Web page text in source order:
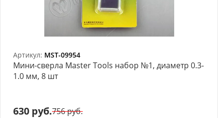
Артикул: MST-09954
Мини-сверла Master Tools набор №1, диаметр 0.3-
1.0 мм, 8 шт
630 руб.756 руб.